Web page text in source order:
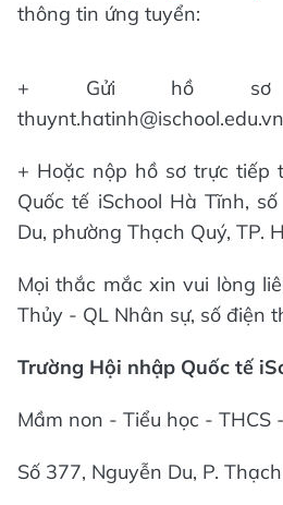
thông tin ứng tuyển:
+ Gửi hồ sơ
thuynt.hatinh@ischool.edu.vn
+ Hoặc nộp hồ sơ trực tiếp
Quốc tế iSchool Hà Tĩnh,
Du, phường Thạch Quý, TP.
Mọi thắc mắc xin vui lòng
Thủy - QL Nhân sự, số điện
Trường Hội nhập Quốc tế
Mầm non - Tiểu học - THCS
Số 377, Nguyễn Du, P.